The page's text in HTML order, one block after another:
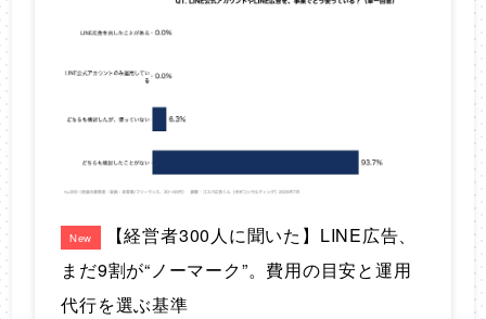
New
【経営者300人に聞いた】LINE広告、
まだ9割が“ノーマーク”。費用の目安と運用
代行を選ぶ基準